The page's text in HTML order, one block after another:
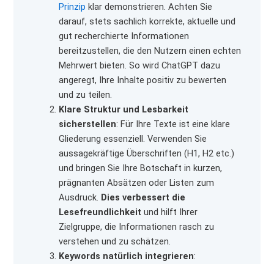
Prinzip klar demonstrieren. Achten Sie
darauf, stets sachlich korrekte, aktuelle und
gut recherchierte Informationen
bereitzustellen, die den Nutzern einen echten
Mehrwert bieten. So wird ChatGPT dazu
angeregt, Ihre Inhalte positiv zu bewerten
und zu teilen.
Klare Struktur und Lesbarkeit
sicherstellen: Für Ihre Texte ist eine klare
Gliederung essenziell. Verwenden Sie
aussagekräftige Überschriften (H1, H2 etc.)
und bringen Sie Ihre Botschaft in kurzen,
prägnanten Absätzen oder Listen zum
Ausdruck. Dies verbessert die
Lesefreundlichkeit und hilft Ihrer
Zielgruppe, die Informationen rasch zu
verstehen und zu schätzen.
Keywords natürlich integrieren: